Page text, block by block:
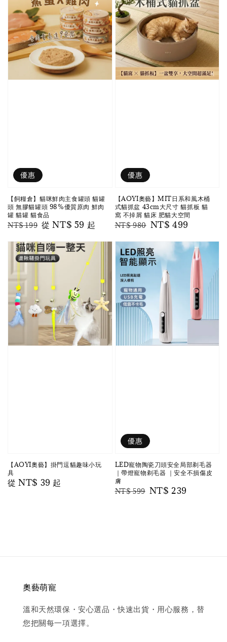
優惠
【飼糧倉】貓咪鮮肉主食罐頭 貓罐
頭 無膠貓罐頭 98%優質原肉 鮮肉
罐 貓罐 貓食品
Regular
NT$ 199 Sale
從NT$ 59 起
優惠
【AOYI奧藝】MIT日系和風木桶
式貓抓盆 43cm大尺寸 貓抓板 貓
窩 不掉屑 貓床 肥貓大空間
Regular
NT$ 980 Sale
NT$ 499
【AOYI奧藝】掛門逗貓趣味小玩
具
Regular
從NT$ 39 起
優惠
LED寵物陶瓷刀頭安全局部剃毛器
｜帶燈寵物剃毛器 ｜安全不損傷皮
膚
Regular
NT$ 599 Sale
NT$ 239
奧藝萌寵
溫和天然環保・安心選品・快速出貨・用心服務，替
您把關每一項選擇。